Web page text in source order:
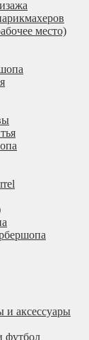
место)
и аксессуары
футбол